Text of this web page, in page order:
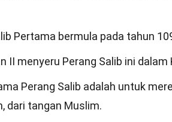
Pertama bermula pada tahun
II menyeru Perang Salib ini
Perang Salib adalah untuk
dari tangan Muslim.